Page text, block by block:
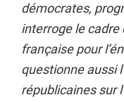
démocrates,
interroge le cadre
française pour
questionne aussi
républicaines sur